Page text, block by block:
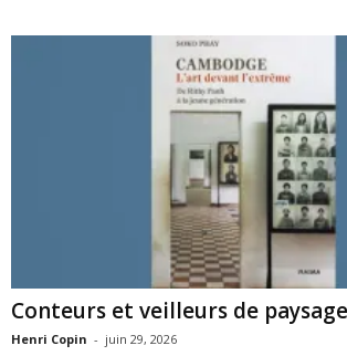
Conteurs et veilleurs de
Henri Copin - juin 29, 2026